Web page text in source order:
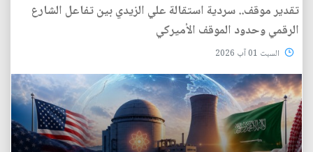
تقدير موقف.. سردية استقالة علي الزيدي بين تفاعل الشارع
الرقمي وحدود الموقف الأميركي
السبت 01 آب 2026